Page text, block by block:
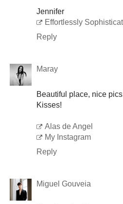
Jennifer
Effortlessly
Reply
Maray
Beautiful place, nice
Kisses!
Alas de Angel
My Instagram
Reply
Miguel Gouveia